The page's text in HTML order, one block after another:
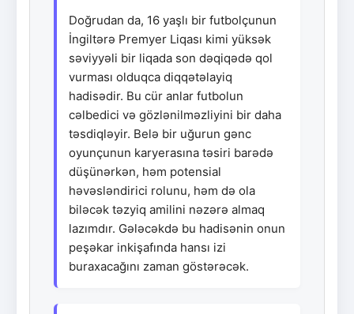
Doğrudan da, 16 yaşlı bir futbolçunun
İngiltərə Premyer Liqası kimi yüksək
səviyyəli bir liqada son dəqiqədə qol
vurması olduqca diqqətəlayiq
hadisədir. Bu cür anlar futbolun
cəlbedici və gözlənilməzliyini bir daha
təsdiqləyir. Belə bir uğurun gənc
oyunçunun karyerasına təsiri barədə
düşünərkən, həm potensial
həvəsləndirici rolunu, həm də ola
biləcək təzyiq amilini nəzərə almaq
lazımdır. Gələcəkdə bu hadisənin onun
peşəkar inkişafında hansı izi
buraxacağını zaman göstərəcək.